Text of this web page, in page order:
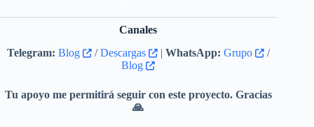
Canales
Telegram: Blog /Descargas | WhatsApp: Grupo
/
Blog
Tu apoyo me permitirá seguir con este proyecto. Gracias
🙏